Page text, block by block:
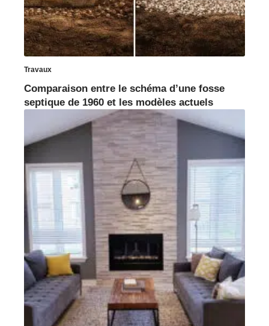
Travaux
Comparaison entre le schéma d’une fosse
septique de 1960 et les modèles actuels